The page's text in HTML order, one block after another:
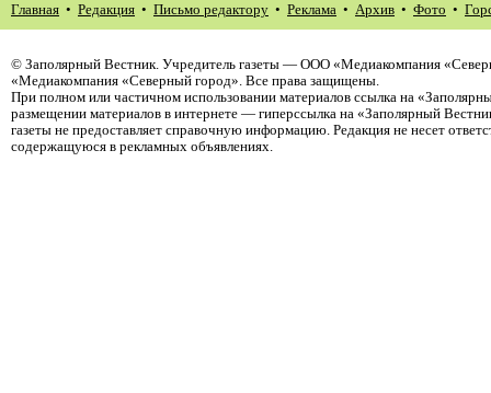
Главная • Редакция • Письмо редактору • Реклама • Архив • Фото •
© Заполярный Вестник. Учредитель газеты — ООО «Медиакомпания
«Медиакомпания «Северный город». Все права защищены.
При полном или частичном использовании материалов ссылка на
размещении материалов в интернете — гиперссылка на «Заполярный
газеты не предоставляет справочную информацию. Редакция не несет
содержащуюся в рекламных объявлениях.